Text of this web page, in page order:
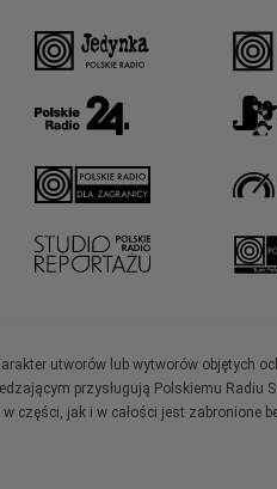
utworów lub wytworów objętych
przysługują Polskiemu Radiu
jak i w całości jest zabronione